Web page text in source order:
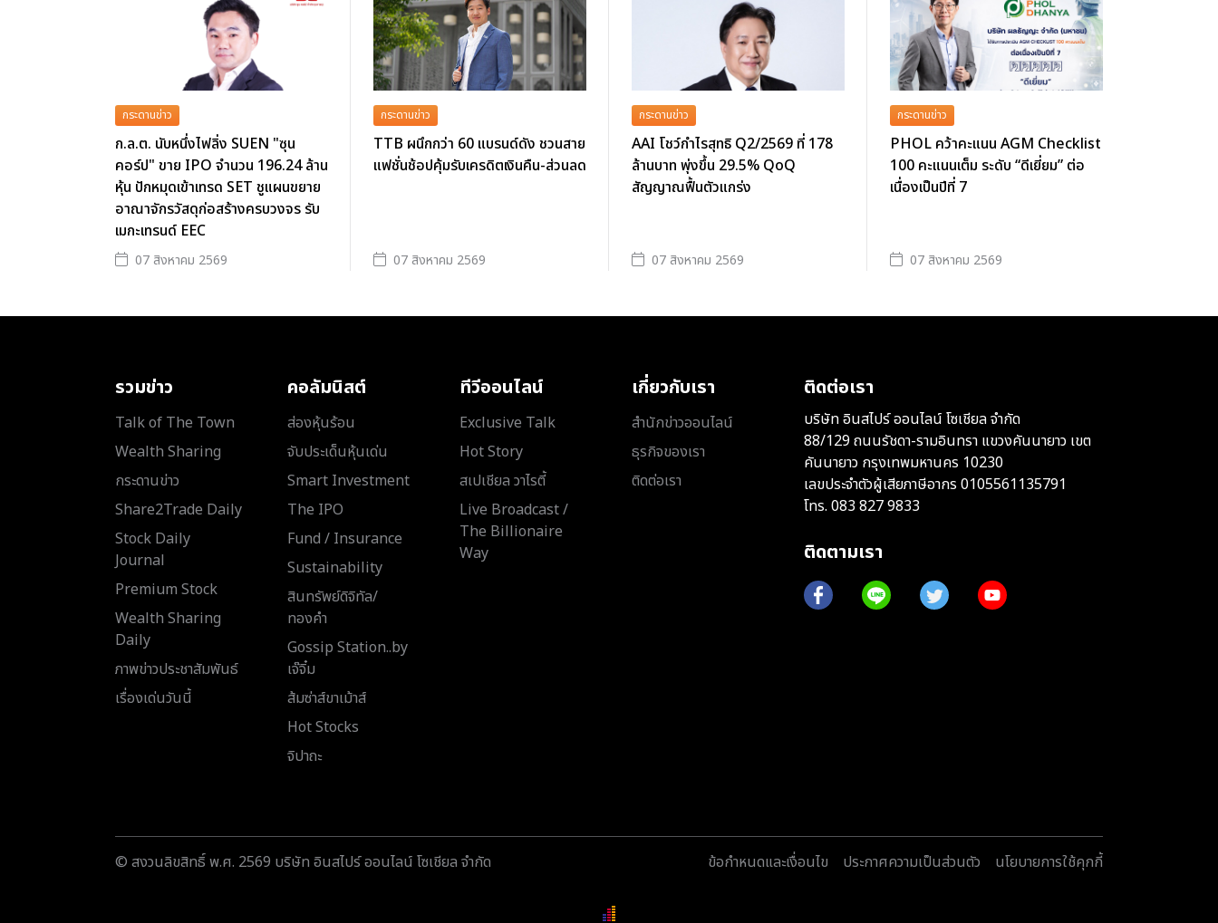
กระดานข่าว
ก.ล.ต. นับหนึ่งไฟลิ่ง SUEN "ซุน
คอร์ป" ขาย IPO จำนวน 196.24 ล้าน
หุ้น ปักหมุดเข้าเทรด SET ชูแผนขยาย
อาณาจักรวัสดุก่อสร้างครบวงจร รับ
เมกะเทรนด์ EEC
07 สิงหาคม 2569
กระดานข่าว
TTB ผนึกกว่า 60 แบรนด์ดัง ชวนสาย
แฟชั่นช้อปคุ้มรับเครดิตเงินคืน-ส่วนลด
07 สิงหาคม 2569
กระดานข่าว
AAI โชว์กำไรสุทธิ Q2/2569 ที่ 178
ล้านบาท พุ่งขึ้น 29.5% QoQ
สัญญาณฟื้นตัวแกร่ง
07 สิงหาคม 2569
กระดานข่าว
PHOL คว้าคะแนน AGM Checklist
100 คะแนนเต็ม ระดับ “ดีเยี่ยม” ต่อ
เนื่องเป็นปีที่ 7
07 สิงหาคม 2569
รวมข่าว
Talk of The Town
Wealth Sharing
กระดานข่าว
Share2Trade Daily
Stock Daily
Journal
Premium Stock
Wealth Sharing
Daily
ภาพข่าวประชาสัมพันธ์
เรื่องเด่นวันนี้
คอลัมนิสต์
ส่องหุ้นร้อน
จับประเด็นหุ้นเด่น
Smart Investment
The IPO
Fund / Insurance
Sustainability
สินทรัพย์ดิจิทัล/
ทองคำ
Gossip Station..by
เจ๊จิ๋ม
ส้มซ่าส์ขาเม้าส์
Hot Stocks
จิปาถะ
ทีวีออนไลน์
Exclusive Talk
Hot Story
สเปเชียล วาไรตี้
Live Broadcast /
The Billionaire
Way
เกี่ยวกับเรา
สำนักข่าวออนไลน์
ธุรกิจของเรา
ติดต่อเรา
ติดต่อเรา
บริษัท อินสไปร์ ออนไลน์ โซเชียล จำกัด
88/129 ถนนรัชดา-รามอินทรา แขวงคันนายาว เขต
คันนายาว กรุงเทพมหานคร 10230
เลขประจำตัวผู้เสียภาษีอากร 0105561135791
โทร. 083 827 9833
ติดตามเรา
© สงวนลิขสิทธิ์ พ.ศ. 2569 บริษัท อินสไปร์ ออนไลน์ โซเชียล จำกัด ข้อกำหนดและเงื่อนไข ประกาศความเป็นส่วนตัว นโยบายการใช้คุกกี้